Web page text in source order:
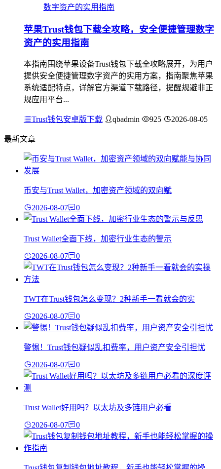
苹果Trust钱包下载全攻略，安全便捷管理数字
资产的实用指南
本指南围绕苹果设备Trust钱包下载全攻略展开，为用户
提供安全便捷管理数字资产的实用方案，指南聚焦苹果
系统适配特点，详解官方渠道下载路径，提醒规避非正
规应用平台...
Trust钱包安卓版下载 qbadmin 925 2026-08-05
最新文章
币安与Trust Wallet，加密资产领域的双向赋
2026-08-07 0
Trust Wallet全面下线，加密行业生态的警示
2026-08-07 0
TWT在Trust钱包怎么变现？2种新手一看就会的实
2026-08-07 0
警惕！Trust钱包疑似乱扣费率，用户资产安全引担忧
2026-08-07 0
Trust Wallet好用吗？以太坊及多链用户必看
2026-08-07 0